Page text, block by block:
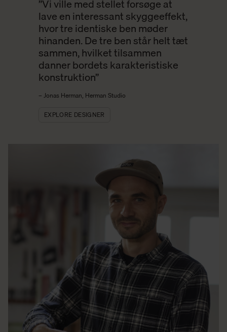
”Vi ville med stellet forsøge at
lave en interessant skyggeeffekt,
hvor tre identiske ben møder
hinanden. De tre ben står helt tæt
sammen, hvilket tilsammen
danner bordets karakteristiske
konstruktion”
– Jonas Herman, Herman Studio
EXPLORE DESIGNER